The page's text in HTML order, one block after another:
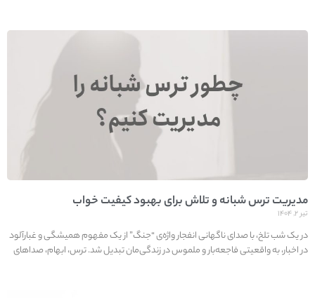
مدیریت ترس شبانه و تلاش برای بهبود کیفیت خواب
تیر ۲, ۱۴۰۴
در یک شب تلخ، با صدای ناگهانی انفجار واژه‌ی “جنگ” از یک مفهوم همیشگی و غبارآلود
در اخبار، به واقعیتی فاجعه‌بار و ملموس در زندگی‌مان تبدیل شد. ترس، ابهام، صداهای